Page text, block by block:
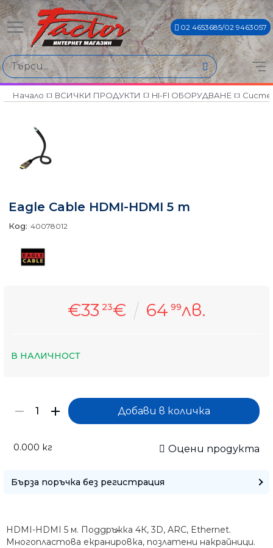
02 4653685/02 9463057
Начало ВСИЧКИ ПРОДУКТИ HI-FI ОБОРУДВАНЕ
Eagle Cable HDMI-HDMI 5 m
Код: 40078012
€33 23€ 64 99лв.
В НАЛИЧНОСТ
0.000 кг Оцени продукта
Бърза поръчка без регистрация Само
HDMI-HDMI 5 м. Поддръжка 4К, 3D, ARC, Ethernet.
Многопластова екранировка, позлатени накрайници.